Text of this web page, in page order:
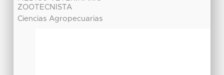
ZOOTECNISTA
Ciencias Agropecuarias